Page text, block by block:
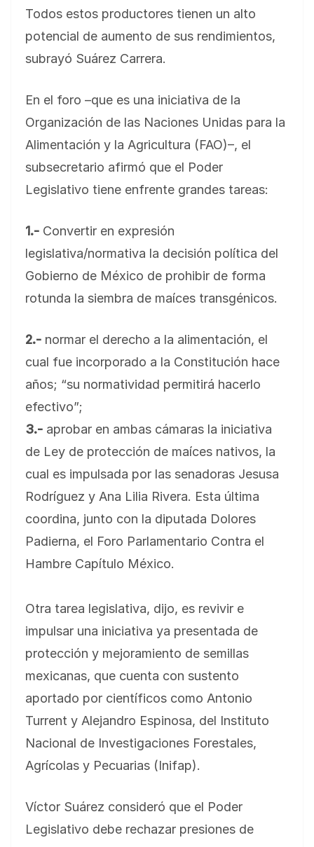
Todos estos productores tienen un alto
potencial de aumento de sus rendimientos,
subrayó Suárez Carrera.
En el foro –que es una iniciativa de la
Organización de las Naciones Unidas para la
Alimentación y la Agricultura (FAO)–, el
subsecretario afirmó que el Poder
Legislativo tiene enfrente grandes tareas:
1.- Convertir en expresión
legislativa/normativa la decisión política del
Gobierno de México de prohibir de forma
rotunda la siembra de maíces transgénicos.
2.- normar el derecho a la alimentación, el
cual fue incorporado a la Constitución hace
años; “su normatividad permitirá hacerlo
efectivo”;
3.- aprobar en ambas cámaras la iniciativa
de Ley de protección de maíces nativos, la
cual es impulsada por las senadoras Jesusa
Rodríguez y Ana Lilia Rivera. Esta última
coordina, junto con la diputada Dolores
Padierna, el Foro Parlamentario Contra el
Hambre Capítulo México.
Otra tarea legislativa, dijo, es revivir e
impulsar una iniciativa ya presentada de
protección y mejoramiento de semillas
mexicanas, que cuenta con sustento
aportado por científicos como Antonio
Turrent y Alejandro Espinosa, del Instituto
Nacional de Investigaciones Forestales,
Agrícolas y Pecuarias (Inifap).
Víctor Suárez consideró que el Poder
Legislativo debe rechazar presiones de